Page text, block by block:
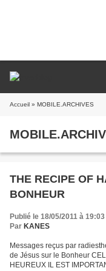
Accueil » MOBILE.ARCHIVES
THE RECIPE OF
BONHEUR
Publié le 18/05/2011 à 19:03
Par KANES
Messages reçus par
de Jésus sur le Bonheur
HEUREUX IL EST